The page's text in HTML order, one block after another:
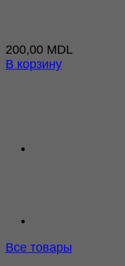
200,00 MDL
В корзину
Все товары